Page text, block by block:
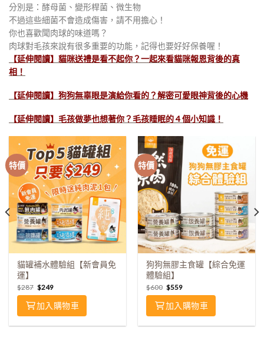
分別是： 酵母菌、 變形桿菌、 微生物
不過這些細菌不會造成傷害，請不用擔心！
你也喜歡聞肉球的味道嗎？
肉球對毛孩來說有很多重要的功能，記得也要好好保養喔！
【延伸閱讀】貓咪送禮是看不起你？一起來看貓咪報恩背後的真
相！
【延伸閱讀】狗狗無辜眼是演給你看的？解密可愛眼神背後的心機
【延伸閱讀】毛孩做夢也想著你？毛孩睡眠的 4 個小知識！
特價
貓罐補水體驗組【新會員免
運】
$287 $249
加入購物車
特價
狗狗無膠主食罐【綜合免運
體驗組】
$600 $559
加入購物車